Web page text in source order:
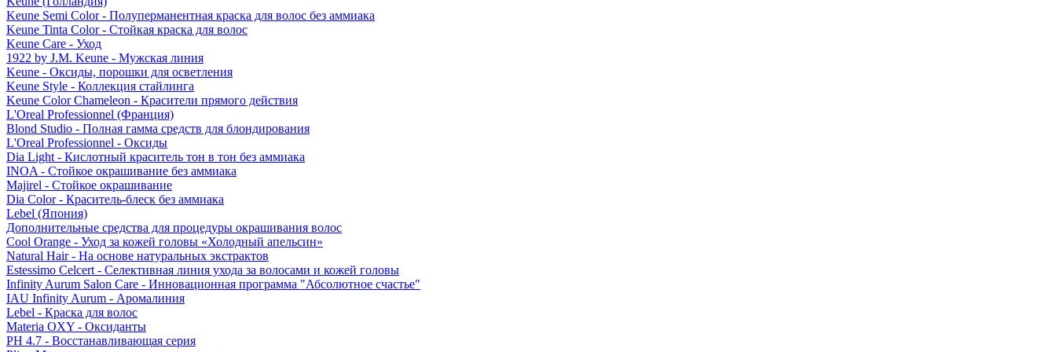
Keune Semi Color - Полуперманентная краска для волос без аммиака
Keune Tinta Color - Стойкая краска для волос
Keune Care - Уход
1922 by J.M. Keune - Мужская линия
Keune - Оксиды, порошки для осветления
Keune Style - Коллекция стайлинга
Keune Color Chameleon - Красители прямого действия
L'Oreal Professionnel (Франция)
Blond Studio - Полная гамма средств для блондирования
L'Oreal Professionnel - Оксиды
Dia Light - Кислотный краситель тон в тон без аммиака
INOA - Стойкое окрашивание без аммиака
Majirel - Стойкое окрашивание
Dia Color - Краситель-блеск без аммиака
Lebel (Япония)
Дополнительные средства для процедуры окрашивания волос
Cool Orange - Уход за кожей головы «Холодный апельсин»
Natural Hair - На основе натуральных экстрактов
Estessimo Celcert - Селективная линия ухода за волосами и кожей головы
Infinity Aurum Salon Care - Инновационная программа "Абсолютное счастье"
IAU Infinity Aurum - Аромалиния
Lebel - Краска для волос
Materia OXY - Оксиданты
PH 4.7 - Восстанавливающая серия